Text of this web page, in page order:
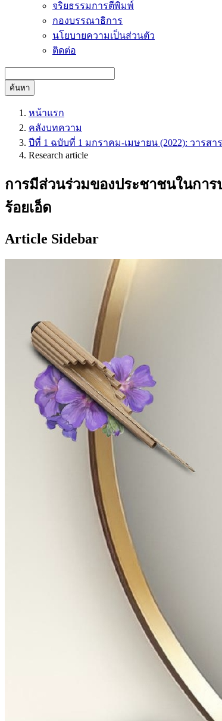
จริยธรรมการตีพิมพ์
กองบรรณาธิการ
นโยบายความเป็นส่วนตัว
ติดต่อ
ค้นหา
หน้าแรก
คลังบทความ
ปีที่ 1 ฉบับที่ 1 มกราคม-เมษายน (2022): วารส
Research article
การมีส่วนร่วมของประชาชนในกา
ร้อยเอ็ด
Article Sidebar